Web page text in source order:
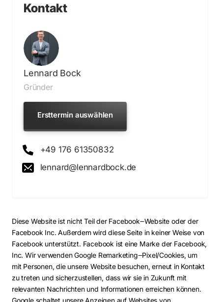
Kontakt
Lennard Bock
Gründer
Ersttermin auswählen
+49 176 61350832
lennard@lennardbock.de
Diese Website ist nicht Teil der Facebook‒Website oder
der
Facebook Inc. Außerdem wird diese Seite in keiner Weise
Facebook unterstützt. Facebook ist eine Marke der
Inc. Wir verwenden Google Remarketing‒Pixel/Cookies,
mit Personen, die unsere Website besuchen, erneut in
zu treten und sicherzustellen, dass wir sie in Zukunft
relevanten Nachrichten und Informationen erreichen
Google schaltet unsere Anzeigen auf Websites von